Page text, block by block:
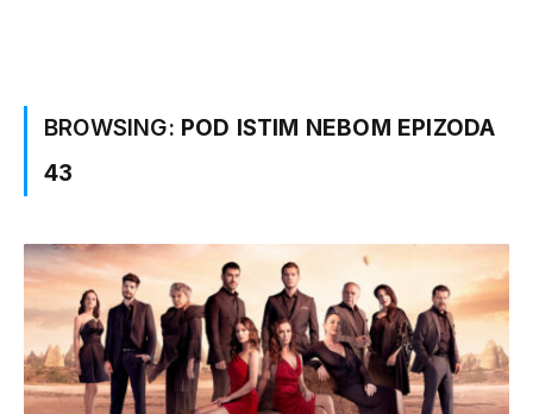
BROWSING: POD ISTIM NEBOM EPIZODA
43